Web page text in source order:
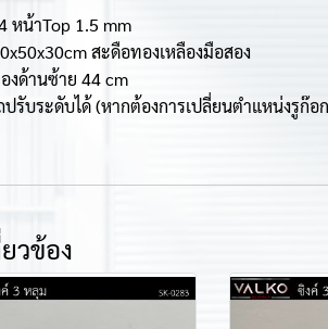
หน้าTop 1.5 mm
สะดือทองเหลืองมือสอง
งด้านซ้าย 44 cm
รับระดับได้ (หากต้องการเปลี่ยนตำแหน่งรูก๊อ
วข้อง